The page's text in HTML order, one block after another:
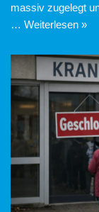
massiv zugelegt
… Weiterlesen »